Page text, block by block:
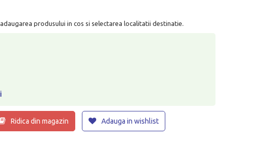
produsului in cos si selectarea localitatii destinatie.
Ridica din magazin Adauga in wishlist